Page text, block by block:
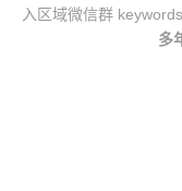
入区域微信群 keywords
多